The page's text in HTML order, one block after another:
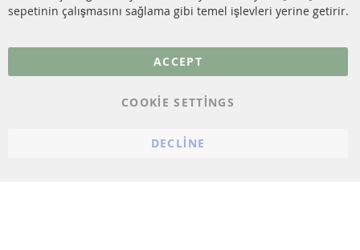
Daha fazla link
Veri koruma
Genel Çalışma Koşulları
sepetinin çalışmasını sağlama gibi temel işlevleri yerine getirir.
ACCEPT
COOKIE SETTINGS
DECLINE